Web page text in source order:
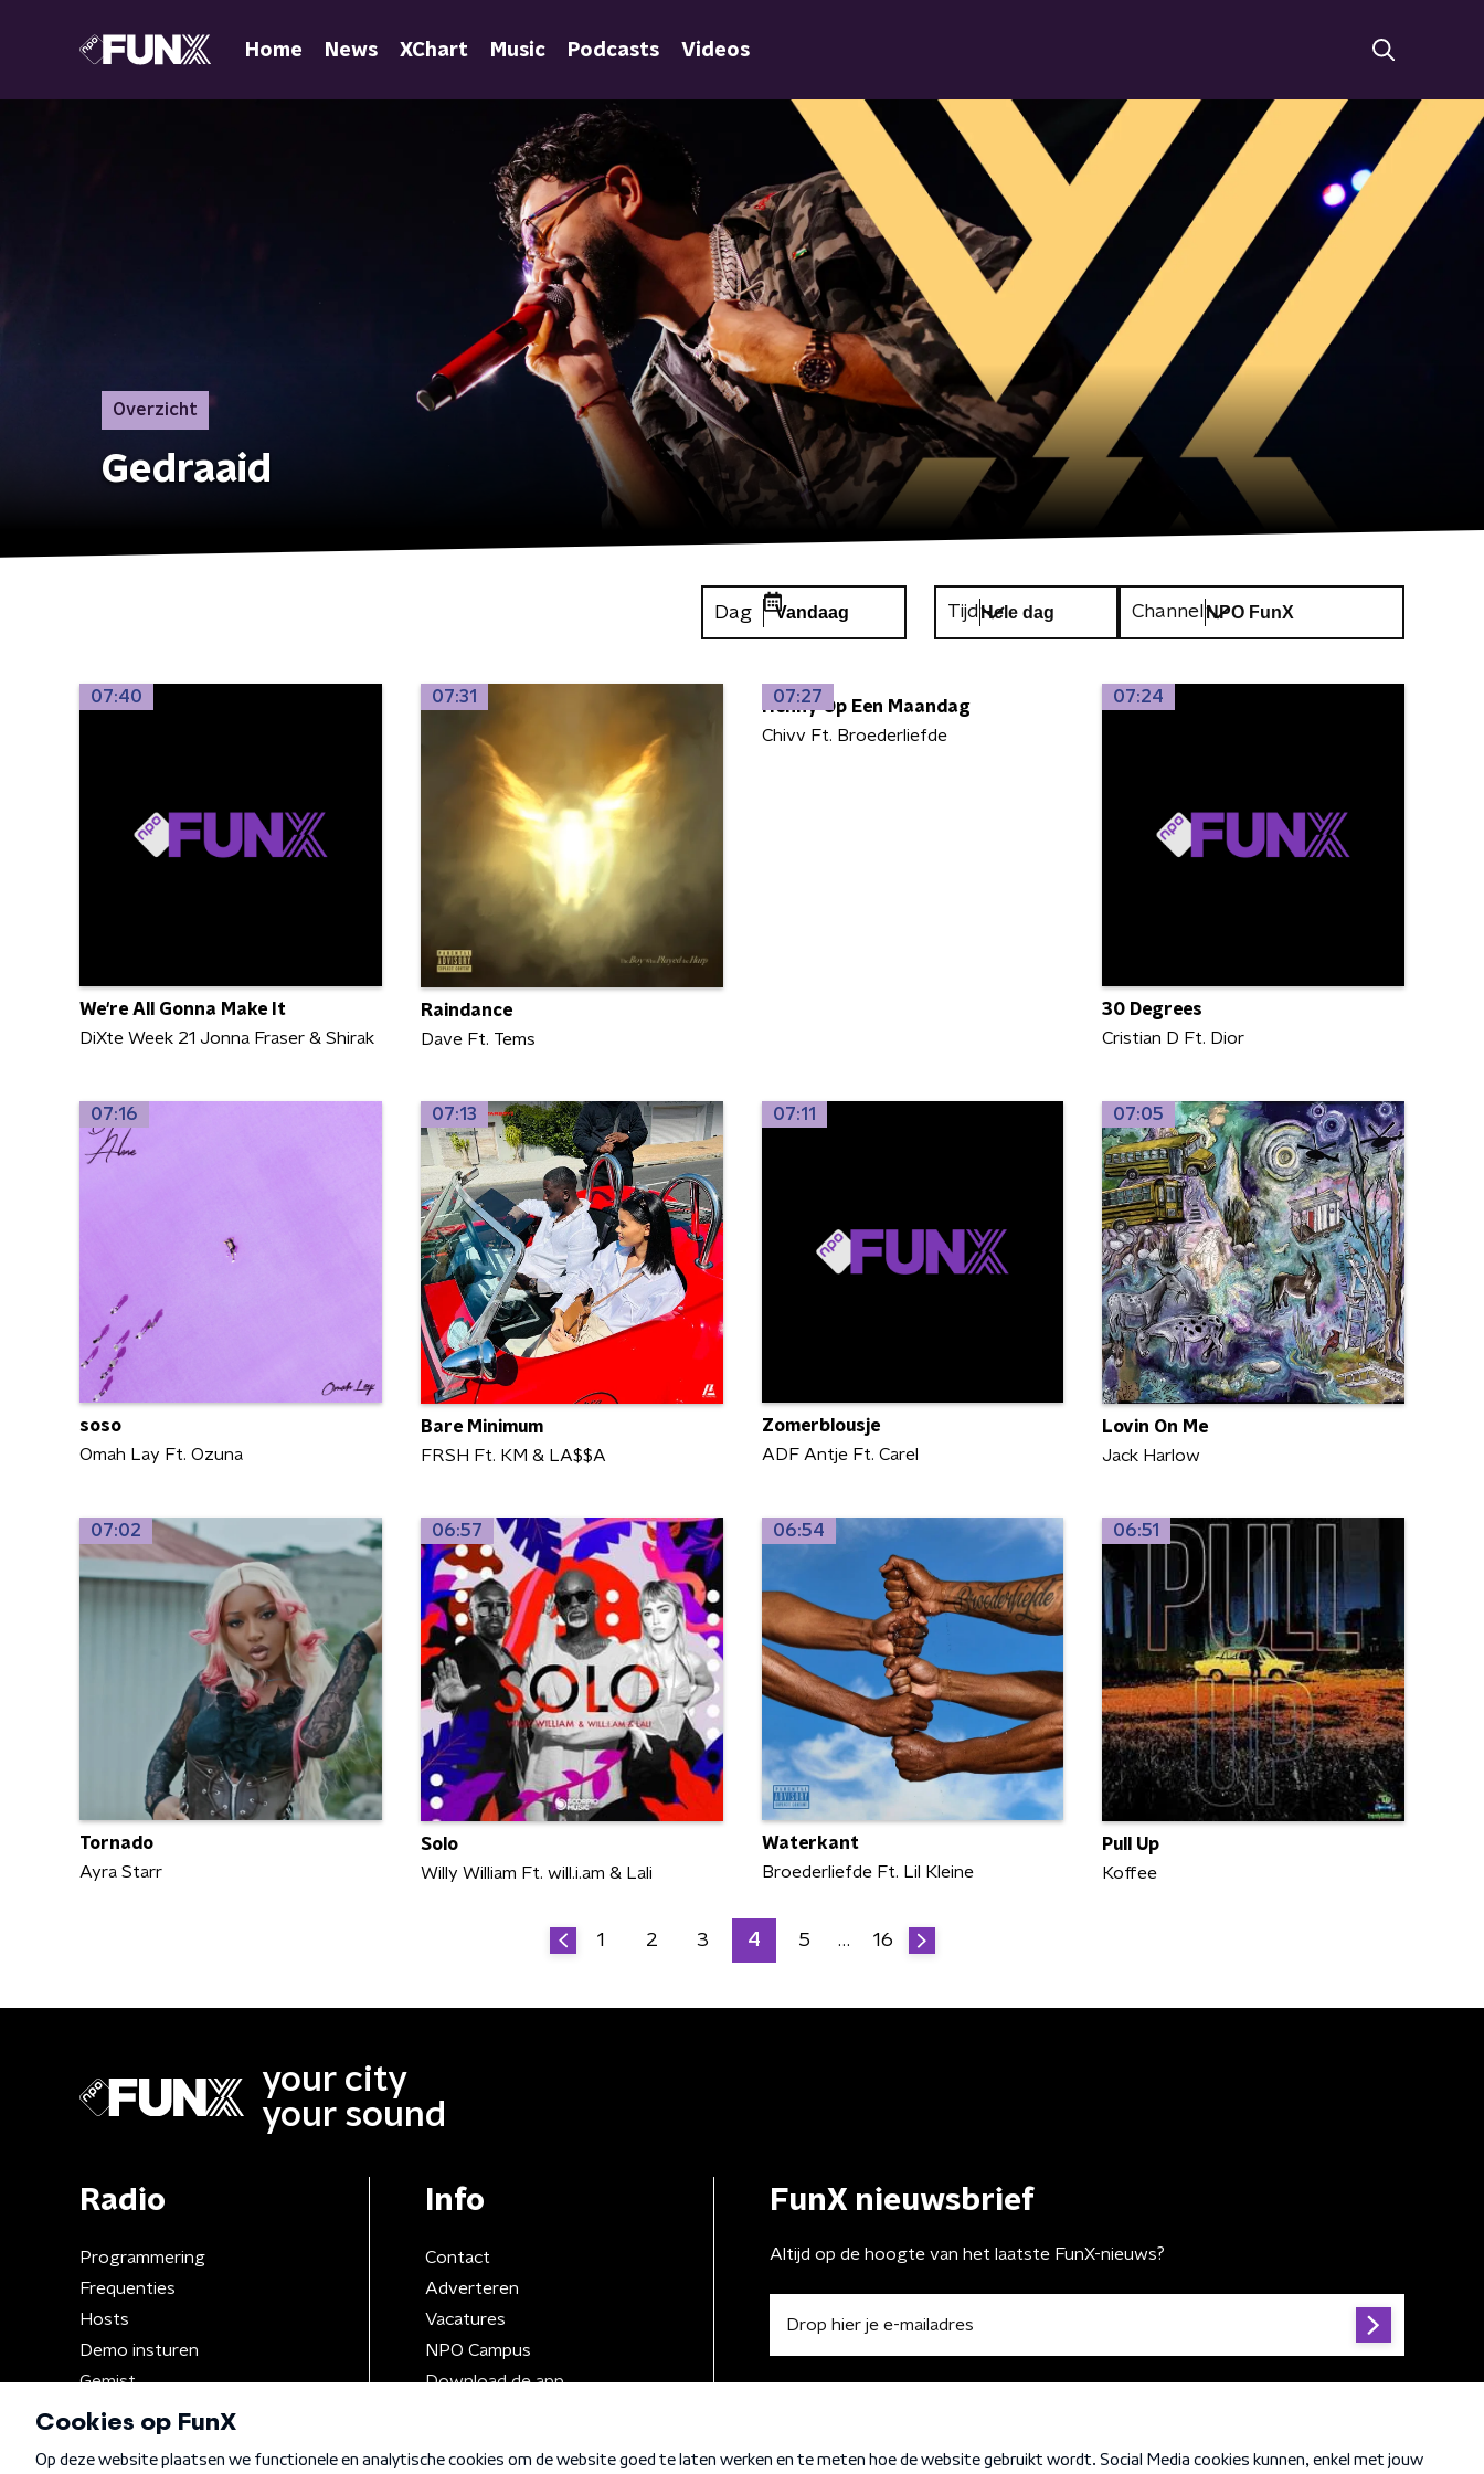
Home News XChart Music Podcasts Videos
Overzicht
Gedraaid
Dag Vandaag Tijd Channel
07:40
We're All Gonna Make It
DiXte Week 21 Jonna Fraser & Shirak
07:31
Raindance
Dave Ft. Tems
07:27
Henny Op Een Maandag
Chivv Ft. Broederliefde
07:24
30 Degrees
Cristian D Ft. Dior
07:16
soso
Omah Lay Ft. Ozuna
07:13
Bare Minimum
FRSH Ft. KM & LA$$A
07:11
Zomerblousje
ADF Antje Ft. Carel
07:05
Lovin On Me
Jack Harlow
07:02
Tornado
Ayra Starr
06:57
Solo
Willy William Ft. will.i.am & Lali
06:54
Waterkant
Broederliefde Ft. Lil Kleine
06:51
Pull Up
Koffee
1 2 3 4 5 … 16
your city
your sound
Radio
Programmering
Frequenties
Hosts
Demo insturen
Gemist
Info
Contact
Adverteren
Vacatures
NPO Campus
Download de app
FunX nieuwsbrief
Altijd op de hoogte van het laatste FunX-nieuws?